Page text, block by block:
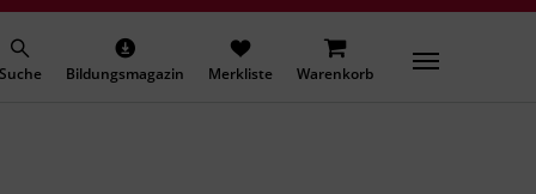
Suche Bildungsmagazin Merkliste Warenkorb